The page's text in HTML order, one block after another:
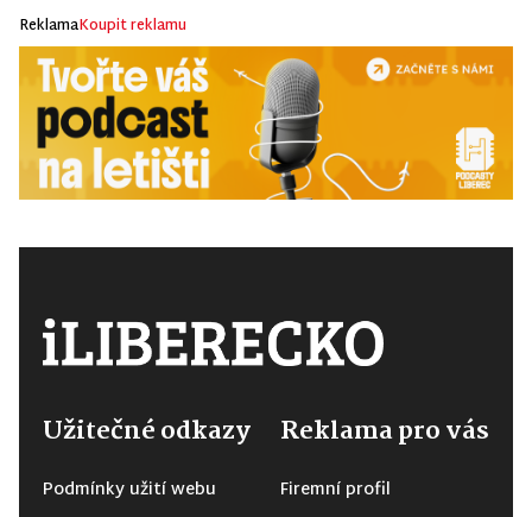
ReklamaKoupit reklamu
Užitečné odkazy
Podmínky užití webu
Reklama pro vás
Firemní profil